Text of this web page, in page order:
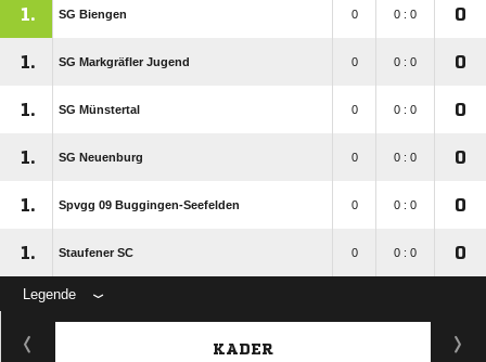
1. SG Biengen 0 0 : 0 0
1. SG Markgräfler Jugend 0 0 : 0 0
1. SG Münstertal 0 0 : 0 0
1. SG Neuenburg 0 0 : 0 0
1. Spvgg 09 Buggingen-Seefelden 0 0 : 0 0
1. Staufener SC 0 0 : 0 0
Legende
KADER